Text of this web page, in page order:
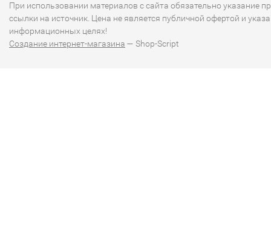
При использовании материалов с сайта обязательно указание
ссылки на источник. Цена не является публичной офертой и
информационных целях!
Создание интернет-магазина — Shop-Script